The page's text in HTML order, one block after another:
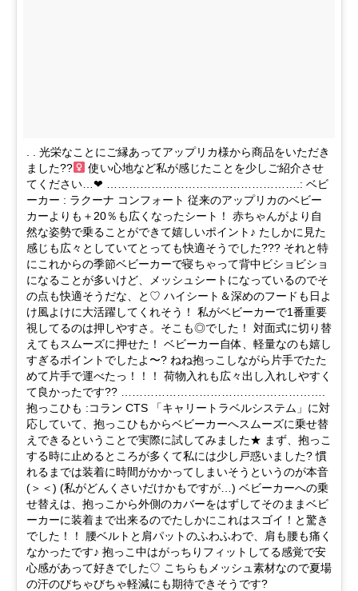
. . 光栄なことにご縁あってアップリカ様から商品をいただき
ました??
使い心地など私が感じたことを少しご紹介させ
てください…❤︎ …………………………………………….: ベビ
ーカー : ラクーナ コンフォート 従来のアップリカのベビー
カーよりも＋20％も広くなったシート！ 赤ちゃんがより自
然な姿勢で乗ることができて嬉しいポイント♪ たしかに見た
感じも広々としていてとっても快適そうでした??? それと特
にこれからの季節ベビーカーで寝ちゃって背中ビショビショ
になることが多いけど、メッシュシートになっているのでそ
の点も快適そうだな、と♡ ハイシート＆深めのフードも日よ
け風よけに大活躍してくれそう！ 私がベビーカーで1番重要
視してるのは押しやすさ。そこも◎でした！ 対面式に切り替
えてもスムーズに押せた！ ベビーカー自体、軽量なのも嬉し
すぎるポイントでしたよ〜? ねね抱っこしながら片手でたた
めて片手で運べたっ！！！ 荷物入れも広々出し入れしやすく
て良かったです?? ……………………………………………….
抱っこひも :コラン CTS 「キャリートラベルシステム」に対
応していて、抱っこひもからベビーカーへスムーズに乗せ替
えできるということで実際に試してみました★ まず、抱っこ
する時に止めるところが多くて私には少し戸惑いました? 慣
れるまでは装着に時間がかかってしまいそうというのが本音
(＞＜) (私がどんくさいだけかもですが…) ベビーカーへの乗
せ替えは、抱っこから外側のカバーをはずしてそのままベビ
ーカーに装着まで出来るのでたしかにこれはスゴイ！と驚き
でした！！ 腰ベルトと肩パットのふわふわで、肩も腰も痛く
なかったです♪ 抱っこ中はがっちりフィットしてる感覚で安
心感があって好きでした♡ こちらもメッシュ素材なので夏場
の汗のびちゃびちゃ軽減にも期待できそうです?